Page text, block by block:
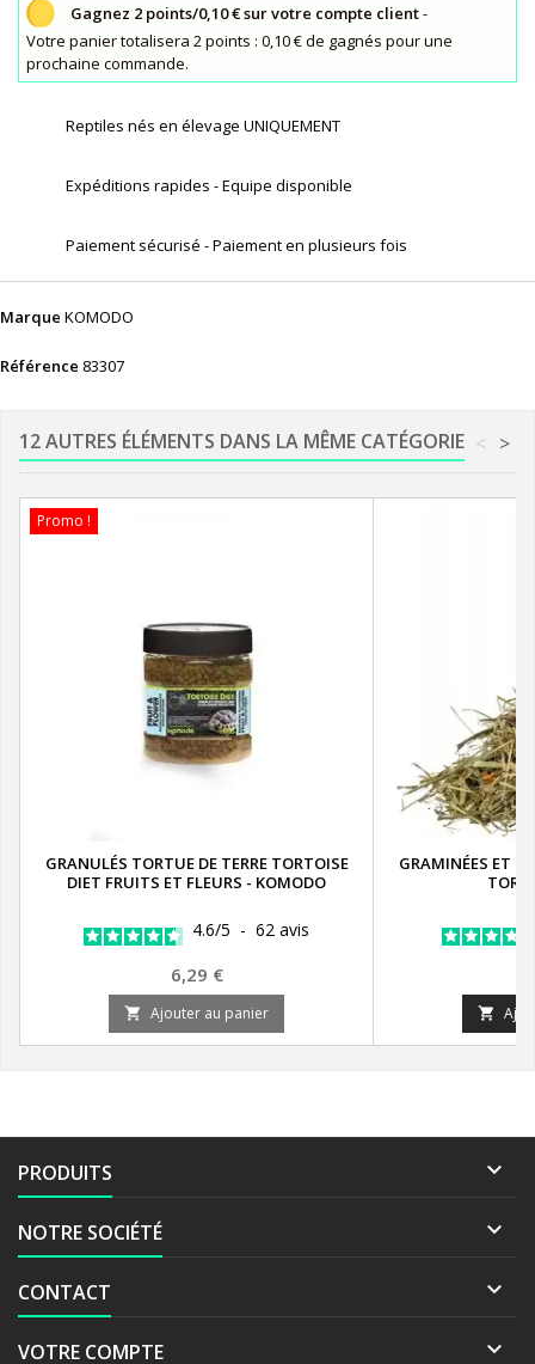
Gagnez 2 points/0,10 € sur votre compte client-
Votre panier totalisera 2 points : 0,10 € de gagnés pour une
prochaine commande.
Reptiles nés en élevage UNIQUEMENT
Expéditions rapides - Equipe disponible
Paiement sécurisé - Paiement en plusieurs fois
Marque KOMODO
Référence 83307
12 AUTRES ÉLÉMENTS DANS LA MÊME CATÉGORIE >
<
Promo !
GRANULÉS TORTUE DE TERRE TORTOISE
DIET FRUITS ET FLEURS - KOMODO
4.6/5 - 62 avis
Prix
6,29 €
 Ajouter au panier
GRAMINÉES ET

PRODUITS 
NOTRE SOCIÉTÉ 
CONTACT 
VOTRE COMPTE 